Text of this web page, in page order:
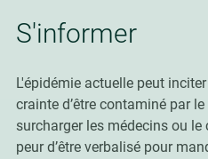
S'informer
L'épidémie actuelle peut
crainte d’être contaminé par
surcharger les médecins ou
peur d’être verbalisé pour